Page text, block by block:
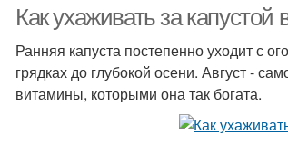
Как ухаживать за капустой
Ранняя капуста постепенно уходит с
грядках до глубокой осени. Август -
витамины, которыми она так богата.